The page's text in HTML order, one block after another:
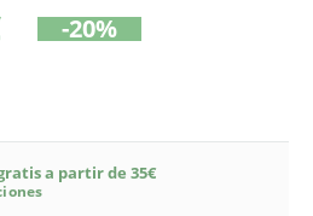
-20%
a partir de 35€